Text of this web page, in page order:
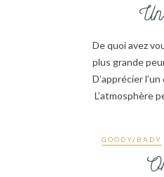
De quoi avez
plus grande
D’apprécier
L’atmosphère
GOODY/BADY